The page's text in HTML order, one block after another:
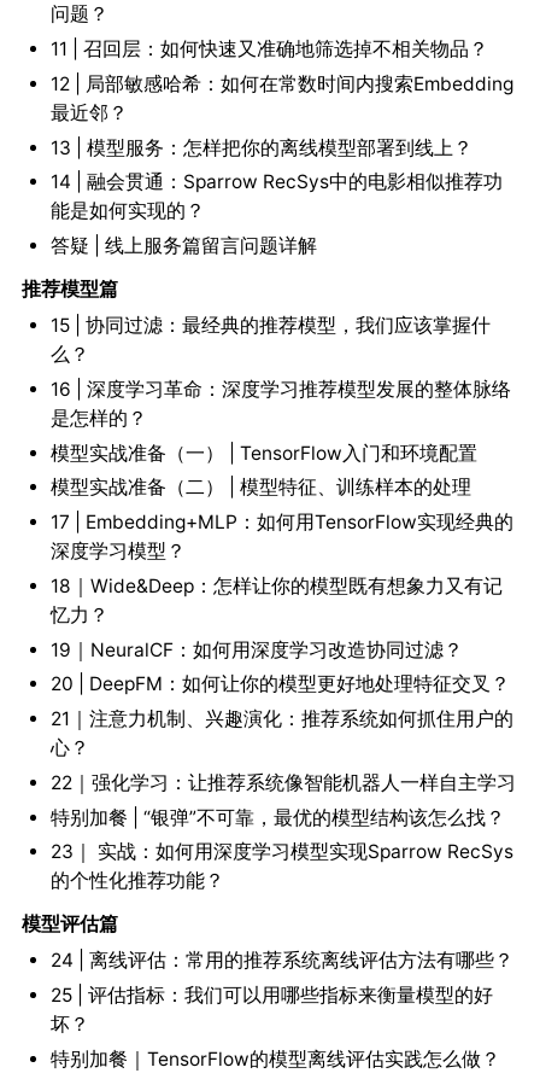
问题？
11 | 召回层：如何快速又准确地筛选掉不相关物品？
12 | 局部敏感哈希：如何在常数时间内搜索Embedding
最近邻？
13 | 模型服务：怎样把你的离线模型部署到线上？
14 | 融会贯通：Sparrow RecSys中的电影相似推荐功
能是如何实现的？
答疑 | 线上服务篇留言问题详解
推荐模型篇
15 | 协同过滤：最经典的推荐模型，我们应该掌握什
么？
16 | 深度学习革命：深度学习推荐模型发展的整体脉络
是怎样的？
模型实战准备（一） | TensorFlow入门和环境配置
模型实战准备（二） | 模型特征、训练样本的处理
17 | Embedding+MLP：如何用TensorFlow实现经典的
深度学习模型？
18｜Wide&Deep：怎样让你的模型既有想象力又有记
忆力？
19｜NeuralCF：如何用深度学习改造协同过滤？
20 | DeepFM：如何让你的模型更好地处理特征交叉？
21｜注意力机制、兴趣演化：推荐系统如何抓住用户的
心？
22｜强化学习：让推荐系统像智能机器人一样自主学习
特别加餐 | “银弹”不可靠，最优的模型结构该怎么找？
23｜ 实战：如何用深度学习模型实现Sparrow RecSys
的个性化推荐功能？
模型评估篇
24 | 离线评估：常用的推荐系统离线评估方法有哪些？
25 | 评估指标：我们可以用哪些指标来衡量模型的好
坏？
特别加餐｜TensorFlow的模型离线评估实践怎么做？